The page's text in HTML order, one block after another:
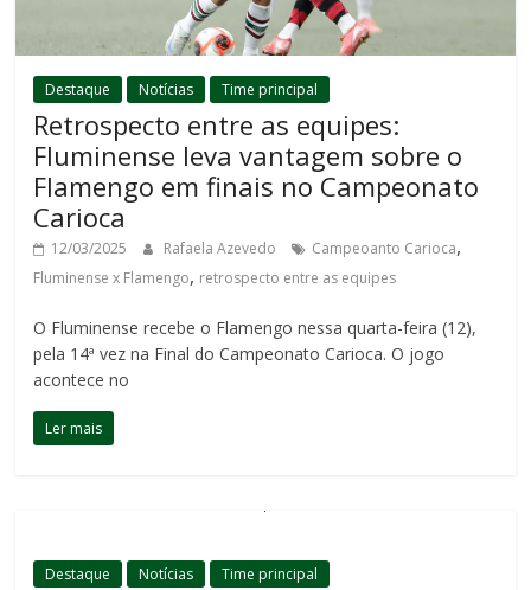
Destaque Notícias Time principal
Retrospecto entre as equipes:
Fluminense leva vantagem sobre o
Flamengo em finais no Campeonato
Carioca
12/03/2025 Rafaela Azevedo Campeoanto Carioca,
Fluminense x Flamengo, retrospecto entre as equipes
O Fluminense recebe o Flamengo nessa quarta-feira (12),
pela 14ª vez na Final do Campeonato Carioca. O jogo
acontece no
Ler mais
Destaque Notícias Time principal